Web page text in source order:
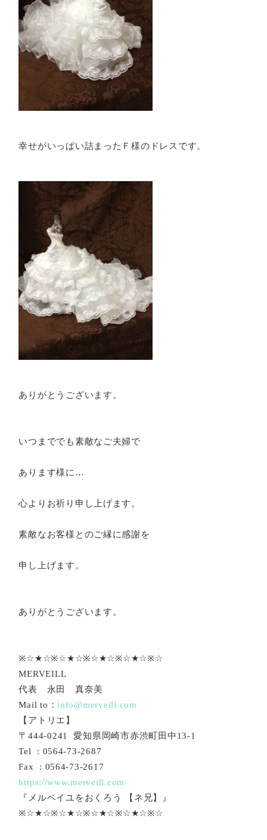
幸せがいっぱい詰まったＦ様のドレスです。
ありがとうございます。
いつまででも素敵なご夫婦で
あります様に…
心よりお祈り申し上げます。
素敵なお客様とのご縁に感謝を
申し上げます。
ありがとうございます。
※☆★☆※☆★☆※☆★☆※☆★☆※☆
MERVEILL
代表 永田 真奈美
Mail to：info@merveill.com
【アトリエ】
〒444-0241 愛知県岡崎市赤渋町田中13-1
Tel : 0564-73-2687
Fax : 0564-73-2617
https://www.merveill.com
『メルベイユをおくろう 【ネ兄】』
※☆★☆※☆★☆※☆★☆※☆★☆※☆